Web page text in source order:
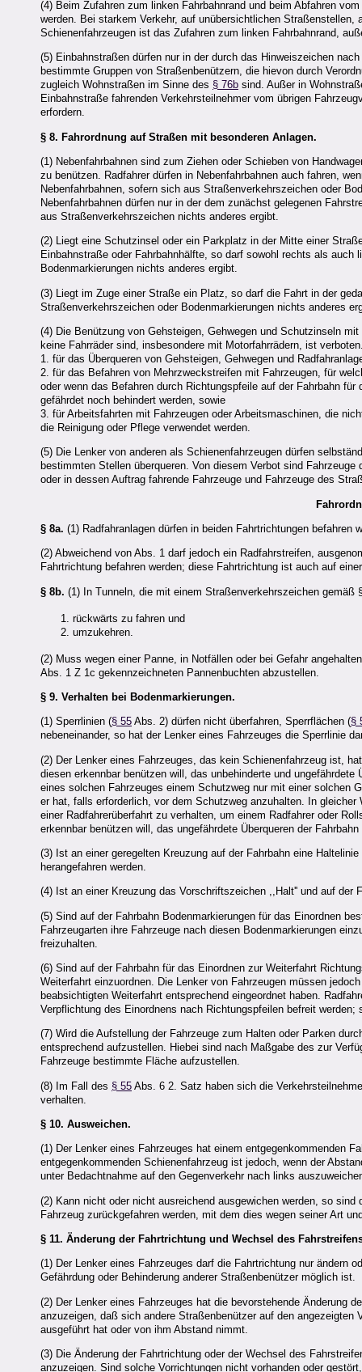
(4) Beim Zufahren zum linken Fahrbahnrand und beim Abfahren
werden. Bei starkem Verkehr, auf unübersichtlichen
Schienenfahrzeugen ist das Zufahren zum linken Fahrbahnrand,
(5) Einbahnstraßen dürfen nur in der durch das Hinweiszeichen nach
bestimmte Gruppen von Straßenbenützern, die hievon durch
zugleich Wohnstraßen im Sinne des § 76b sind. Außer in
Einbahnstraße fahrenden Verkehrsteilnehmer vom übrigen
erfordern.
§ 8. Fahrordnung auf Straßen mit besonderen Anlagen.
(1) Nebenfahrbahnen sind zum Ziehen oder Schieben von
zu benützen. Radfahrer dürfen in Nebenfahrbahnen auch fahren,
Nebenfahrbahnen, sofern sich aus Straßenverkehrszeichen oder
Nebenfahrbahnen dürfen nur in der dem zunächst gelegenen
aus Straßenverkehrszeichen nichts anderes ergibt.
(2) Liegt eine Schutzinsel oder ein Parkplatz in der Mitte einer
Einbahnstraße oder Fahrbahnhälfte, so darf sowohl rechts als
Bodenmarkierungen nichts anderes ergibt.
(3) Liegt im Zuge einer Straße ein Platz, so darf die Fahrt in der
Straßenverkehrszeichen oder Bodenmarkierungen nichts anderes
(4) Die Benützung von Gehsteigen, Gehwegen und Schutzinseln
keine Fahrräder sind, insbesondere mit Motorfahrrädern, ist
1. für das Überqueren von Gehsteigen, Gehwegen und
2. für das Befahren von Mehrzweckstreifen mit Fahrzeugen, für
oder wenn das Befahren durch Richtungspfeile auf der Fahrbahn
gefährdet noch behindert werden, sowie
3. für Arbeitsfahrten mit Fahrzeugen oder Arbeitsmaschinen, die
die Reinigung oder Pflege verwendet werden.
(5) Die Lenker von anderen als Schienenfahrzeugen dürfen
bestimmten Stellen überqueren. Von diesem Verbot sind
oder in dessen Auftrag fahrende Fahrzeuge und Fahrzeuge des
§ 8a. (1) Radfahranlagen dürfen in beiden Fahrtrichtungen
(2) Abweichend von Abs. 1 darf jedoch ein Radfahrstreifen,
Fahrtrichtung befahren werden; diese Fahrtrichtung ist auch auf
§ 8b. (1) In Tunneln, die mit einem Straßenverkehrszeichen
rückwärts zu fahren und
umzukehren.
(2) Muss wegen einer Panne, in Notfällen oder bei Gefahr
Abs. 1 Z 1c gekennzeichneten Pannenbuchten abzustellen.
§ 9. Verhalten bei Bodenmarkierungen.
(1) Sperrlinien (§ 55 Abs. 2) dürfen nicht überfahren, Sperrflächen (§
nebeneinander, so hat der Lenker eines Fahrzeuges die Sperrlinie
(2) Der Lenker eines Fahrzeuges, das kein Schienenfahrzeug ist,
diesen erkennbar benützen will, das unbehinderte und
eines solchen Fahrzeuges einem Schutzweg nur mit einer solchen
er hat, falls erforderlich, vor dem Schutzweg anzuhalten. In
einer Radfahrerüberfahrt zu verhalten, um einem Radfahrer oder
erkennbar benützen will, das ungefährdete Überqueren der
(3) Ist an einer geregelten Kreuzung auf der Fahrbahn eine Haltelinie
herangefahren werden.
(4) Ist an einer Kreuzung das Vorschriftszeichen ,,Halt'' und auf
(5) Sind auf der Fahrbahn Bodenmarkierungen für das Einordnen
Fahrzeugarten ihre Fahrzeuge nach diesen Bodenmarkierungen
freizuhalten.
(6) Sind auf der Fahrbahn für das Einordnen zur Weiterfahrt
Weiterfahrt einzuordnen. Die Lenker von Fahrzeugen müssen
beabsichtigten Weiterfahrt entsprechend eingeordnet haben.
Verpflichtung des Einordnens nach Richtungspfeilen befreit
(7) Wird die Aufstellung der Fahrzeuge zum Halten oder Parken
entsprechend aufzustellen. Hiebei sind nach Maßgabe des zur
Fahrzeuge bestimmte Fläche aufzustellen.
(8) Im Fall des § 55 Abs. 6 2. Satz haben sich die
verhalten.
§ 10. Ausweichen.
(1) Der Lenker eines Fahrzeuges hat einem entgegenkommenden
entgegenkommenden Schienenfahrzeug ist jedoch, wenn der
unter Bedachtnahme auf den Gegenverkehr nach links
(2) Kann nicht oder nicht ausreichend ausgewichen werden, so
Fahrzeug zurückgefahren werden, mit dem dies wegen seiner Art
§ 11. Änderung der Fahrtrichtung und Wechsel des
(1) Der Lenker eines Fahrzeuges darf die Fahrtrichtung nur ändern
Gefährdung oder Behinderung anderer Straßenbenützer möglich ist.
(2) Der Lenker eines Fahrzeuges hat die bevorstehende Änderung
anzuzeigen, daß sich andere Straßenbenützer auf den angezeigten
ausgeführt hat oder von ihm Abstand nimmt.
(3) Die Änderung der Fahrtrichtung oder der Wechsel des
anzuzeigen. Sind solche Vorrichtungen nicht vorhanden oder